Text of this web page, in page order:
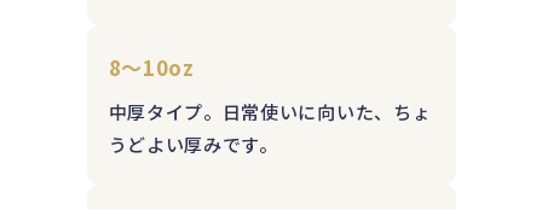
8〜10oz
中厚タイプ。日常使いに向いた、ちょ
うどよい厚みです。